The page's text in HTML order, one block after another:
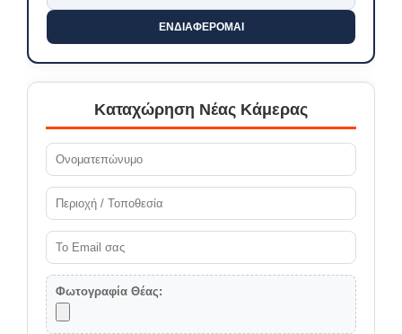
ΕΝΔΙΑΦΕΡΟΜΑΙ
Καταχώρηση Νέας Κάμερας
Φωτογραφία Θέας: